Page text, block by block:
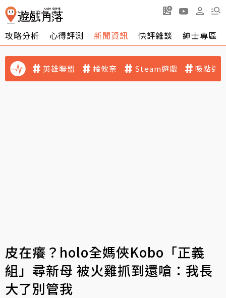
攻略分析 心得評測 新聞資訊 快評雜談 紳士專區
英雄聯盟 橘攸奈 Steam遊戲 吸點迷
皮在癢？holo全媽俠Kobo「正義
組」尋新母 被火雞抓到還嗆：我長
大了別管我